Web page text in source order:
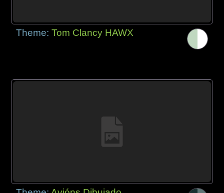
Theme:Tom Clancy HAWX